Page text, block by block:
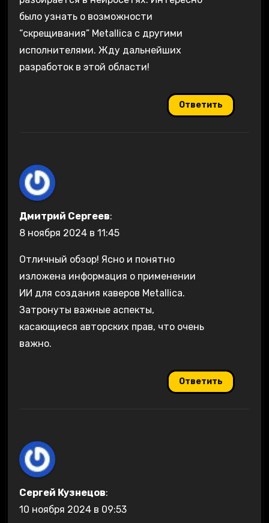
было узнать о возможности
“скрещивания” Metallica с другими
исполнителями. Жду дальнейших
разработок в этой области!
Ответить
Дмитрий Сергеев:
8 ноября 2024 в 11:45
Отличный обзор! Ясно и понятно
изложена информация о применении
ИИ для создания каверов Metallica.
Затронуты важные аспекты,
касающиеся авторских прав, что очень
важно.
Ответить
Сергей Кузнецов:
10 ноября 2024 в 09:53